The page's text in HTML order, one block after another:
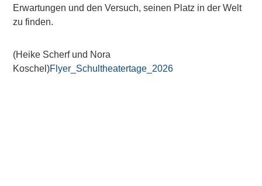
Erwartungen und den Versuch, seinen Platz in der Welt
zu finden.
(Heike Scherf und Nora
Koschel)Flyer_Schultheatertage_2026